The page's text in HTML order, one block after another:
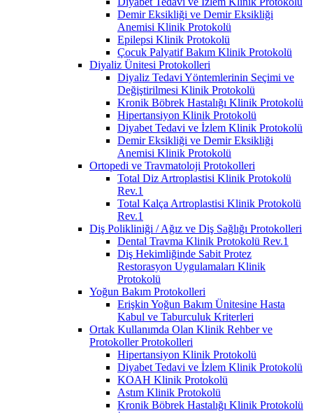
Demir Eksikliği ve Demir Eksikliği
Anemisi Klinik Protokolü
Epilepsi Klinik Protokolü
Çocuk Palyatif Bakım Klinik Protokolü
Diyaliz Ünitesi Protokolleri
Diyaliz Tedavi Yöntemlerinin Seçimi ve
Değiştirilmesi Klinik Protokolü
Kronik Böbrek Hastalığı Klinik Protokolü
Hipertansiyon Klinik Protokolü
Diyabet Tedavi ve İzlem Klinik Protokolü
Demir Eksikliği ve Demir Eksikliği
Anemisi Klinik Protokolü
Ortopedi ve Travmatoloji Protokolleri
Total Diz Artroplastisi Klinik Protokolü
Rev.1
Total Kalça Artroplastisi Klinik Protokolü
Rev.1
Diş Polikliniği / Ağız ve Diş Sağlığı Protokolleri
Dental Travma Klinik Protokolü Rev.1
Diş Hekimliğinde Sabit Protez
Restorasyon Uygulamaları Klinik
Protokolü
Yoğun Bakım Protokolleri
Erişkin Yoğun Bakım Ünitesine Hasta
Kabul ve Taburculuk Kriterleri
Ortak Kullanımda Olan Klinik Rehber ve
Protokoller Protokolleri
Hipertansiyon Klinik Protokolü
Diyabet Tedavi ve İzlem Klinik Protokolü
KOAH Klinik Protokolü
Astım Klinik Protokolü
Kronik Böbrek Hastalığı Klinik Protokolü